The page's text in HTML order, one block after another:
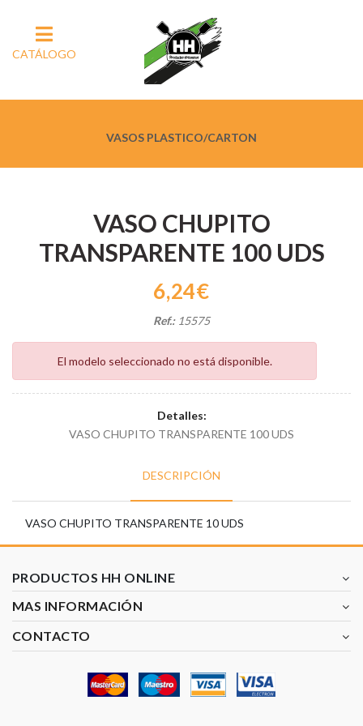
CATÁLOGO
VASOS PLASTICO/CARTON
VASO CHUPITO
TRANSPARENTE 100 UDS
6,24€
Ref.: 15575
El modelo seleccionado no está disponible.
Detalles:
VASO CHUPITO TRANSPARENTE 100 UDS
DESCRIPCIÓN
VASO CHUPITO TRANSPARENTE 10 UDS
PRODUCTOS HH ONLINE
MAS INFORMACIÓN
CONTACTO